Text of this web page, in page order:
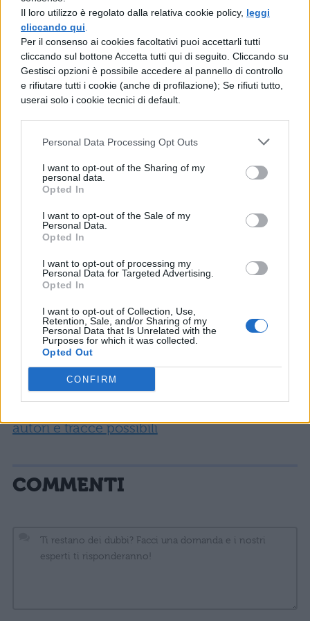
Il loro utilizzo è regolato dalla relativa cookie policy, leggi
cliccando qui
Per il consenso ai cookies facoltativi puoi accettarli tutti
cliccando sul bottone Accetta tutti qui di seguito. Cliccando su
Gestisci opzioni è possibile accedere al pannello di controllo
e rifiutare tutti i cookie (anche di profilazione); Se rifiuti tutto,
userai solo i cookie tecnici di default.
Personal Data Processing Opt Outs
I want to opt-out of the Sharing of my
personal data.
Opted In
I want to opt-out of the Sale of my
Personal Data.
Opted In
I want to opt-out of processing my
Personal Data for Targeted Advertising.
Opted In
I want to opt-out of Collection, Use,
Retention, Sale, and/or Sharing of my
Personal Data that Is Unrelated with the
Purposes for which it was collected.
Opted Out
CONFIRM
dell’incremento degli acquisti negli
ultimi anni e di ciò che si può fare
semplicemente con un click. La merce
può arrivare da qualsiasi parte del
mondo e si trova veramente di tutto:
dall’abbigliamento ai prodotti per la
comodo e veloce, occorre però tenere in
considerazione una serie di
problematiche: il prodotto può deludere
le aspettative, si può rischiare di essere
imbrogliati nel caso di siti poco sicuri, le
spese potrebbero essere maggiori a
causa del pagamento della dogana.
Inoltre, si perde anche il contatto diretto
con gli oggetti da acquistare, si spende
di più e si perde il gusto di fare shopping
e trascorrere una giornata di relax.
Conclusione:infine, concludete con
una sintesi del vostro ragionamento
sviluppato nel corso del tema.
Non perdere:Tracce maturità 2019: ecco
autori e tracce possibili
COMMENTI